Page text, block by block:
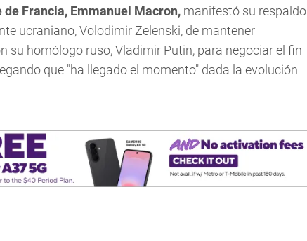
de Francia, Emmanuel Macron, manifestó su respaldo
ucraniano, Volodimir Zelenski, de mantener
su homólogo ruso, Vladimir Putin, para negociar el fin
que "ha llegado el momento" dada la evolución